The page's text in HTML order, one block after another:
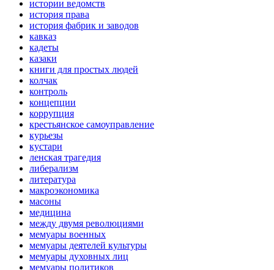
истории ведомств
история права
история фабрик и заводов
кавказ
кадеты
казаки
книги для простых людей
колчак
контроль
концепции
коррупция
крестьянское самоуправление
курьезы
кустари
ленская трагедия
либерализм
литература
макроэкономика
масоны
медицина
между двумя революциями
мемуары военных
мемуары деятелей культуры
мемуары духовных лиц
мемуары политиков